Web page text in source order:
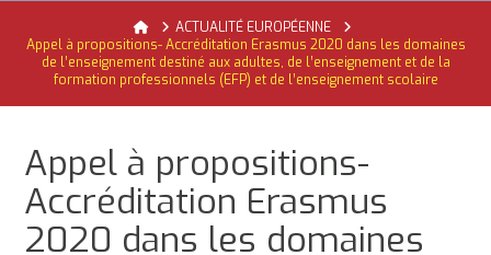
ACTUALITÉ DE L'UNION EUROPÉENNE, ACTUALITÉ DE LA REPRÉSENTATION D’OCCITANIE EUROPE, NUMÉRIQUE- DIGITAL
HomeACTUALITÉ EUROPÉENNE
Appel à propositions- Accréditation Erasmus 2020 dans les domaines
de l’enseignement destiné aux adultes, de l’enseignement et de la
formation professionnels (EFP) et de l’enseignement scolaire
Appel à propositions-
Accréditation Erasmus
2020 dans les domaines